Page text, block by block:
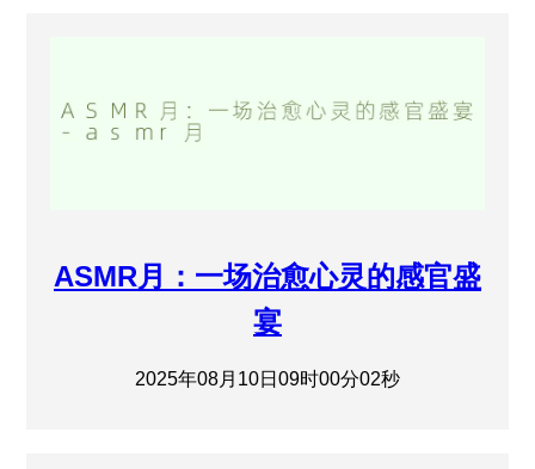
ASMR月：一场治愈心灵的感官盛
宴
2025年08月10日09时00分02秒